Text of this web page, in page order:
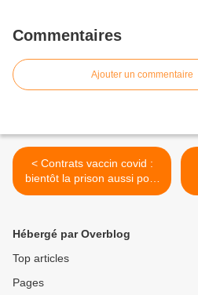
Commentaires
Ajouter un commentaire
< Contrats vaccin covid :
bientôt la prison aussi pour
Ursula von der Leyen ?
Hébergé par Overblog
Top articles
Pages